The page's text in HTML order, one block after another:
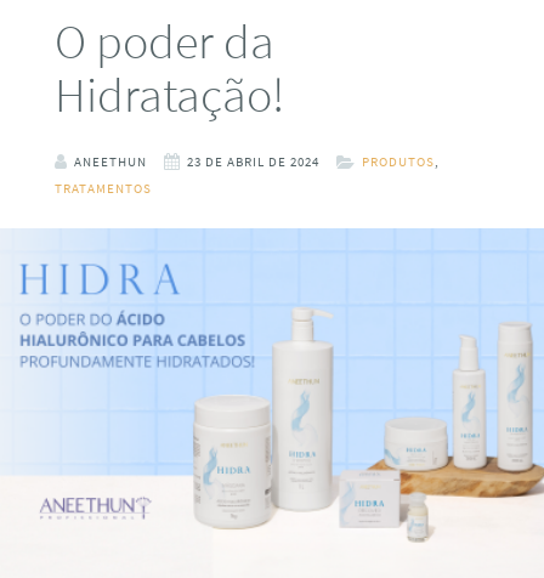
O poder da
Hidratação!
ANEETHUN 23 DE ABRIL DE 2024 PRODUTOS,
TRATAMENTOS